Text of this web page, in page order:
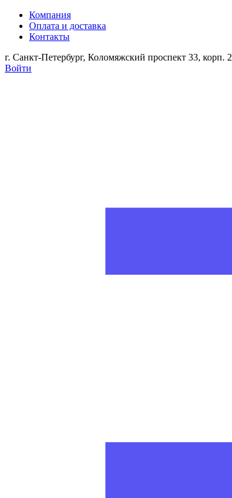
Компания
Оплата и доставка
Контакты
г. Санкт-Петербург, Коломяжский проспект 33, корп. 2
Войти